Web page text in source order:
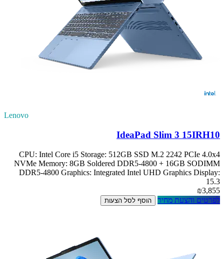
Lenovo
IdeaPad Slim 3 15IRH10
CPU: Intel Core i5 Storage: 512GB SSD M.2 2242 PCIe 4.0x4
NVMe Memory: 8GB Soldered DDR5-4800 + 16GB SODIMM
DDR5-4800 Graphics: Integrated Intel UHD Graphics Display:
15.3
₪3,855
לפרטים והצעת מחיר
הוסף לסל הצעות